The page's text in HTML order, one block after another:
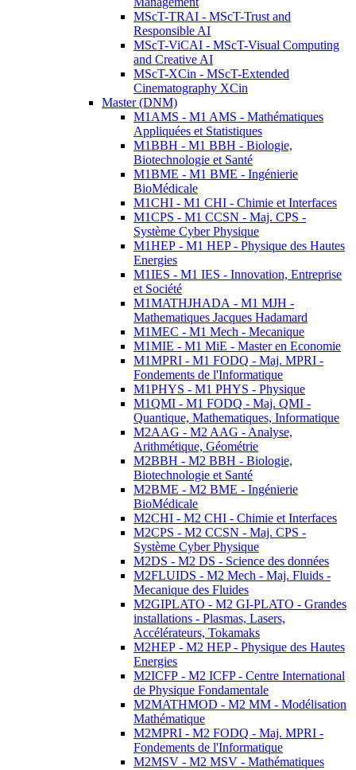
MScT-TRAI - MScT-Trust and
Responsible AI
MScT-ViCAI - MScT-Visual Computing
and Creative AI
MScT-XCin - MScT-Extended
Cinematography XCin
Master (DNM)
M1AMS - M1 AMS - Mathématiques
Appliquées et Statistiques
M1BBH - M1 BBH - Biologie,
Biotechnologie et Santé
M1BME - M1 BME - Ingénierie
BioMédicale
M1CHI - M1 CHI - Chimie et Interfaces
M1CPS - M1 CCSN - Maj. CPS -
Système Cyber Physique
M1HEP - M1 HEP - Physique des Hautes
Energies
M1IES - M1 IES - Innovation, Entreprise
et Société
M1MATHJHADA - M1 MJH -
Mathematiques Jacques Hadamard
M1MEC - M1 Mech - Mecanique
M1MIE - M1 MiE - Master en Economie
M1MPRI - M1 FODQ - Maj. MPRI -
Fondements de l'Informatique
M1PHYS - M1 PHYS - Physique
M1QMI - M1 FODQ - Maj. QMI -
Quantique, Mathematiques, Informatique
M2AAG - M2 AAG - Analyse,
Arithmétique, Géométrie
M2BBH - M2 BBH - Biologie,
Biotechnologie et Santé
M2BME - M2 BME - Ingénierie
BioMédicale
M2CHI - M2 CHI - Chimie et Interfaces
M2CPS - M2 CCSN - Maj. CPS -
Système Cyber Physique
M2DS - M2 DS - Science des données
M2FLUIDS - M2 Mech - Maj. Fluids -
Mecanique des Fluides
M2GIPLATO - M2 GI-PLATO - Grandes
installations - Plasmas, Lasers,
Accélérateurs, Tokamaks
M2HEP - M2 HEP - Physique des Hautes
Energies
M2ICFP - M2 ICFP - Centre International
de Physique Fondamentale
M2MATHMOD - M2 MM - Modélisation
Mathématique
M2MPRI - M2 FODQ - Maj. MPRI -
Fondements de l'Informatique
M2MSV - M2 MSV - Mathématiques